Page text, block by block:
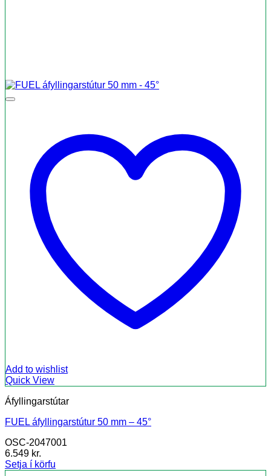
Add to wishlist
Quick View
Áfyllingarstútar
FUEL áfyllingarstútur 50 mm – 45°
OSC-2047001
6.549 kr.
Setja í körfu